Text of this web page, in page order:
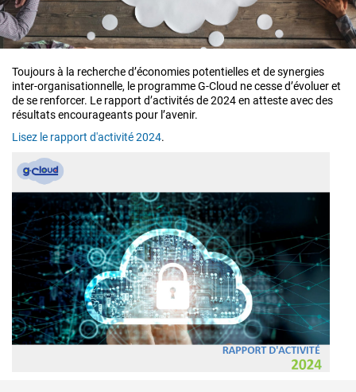
Toujours à la recherche d’économies potentielles et de synergies
inter-organisationnelle, le programme G-Cloud ne cesse d’évoluer et
de se renforcer. Le rapport d’activités de 2024 en atteste avec des
résultats encourageants pour l’avenir.
Lisez le rapport d'activité 2024.